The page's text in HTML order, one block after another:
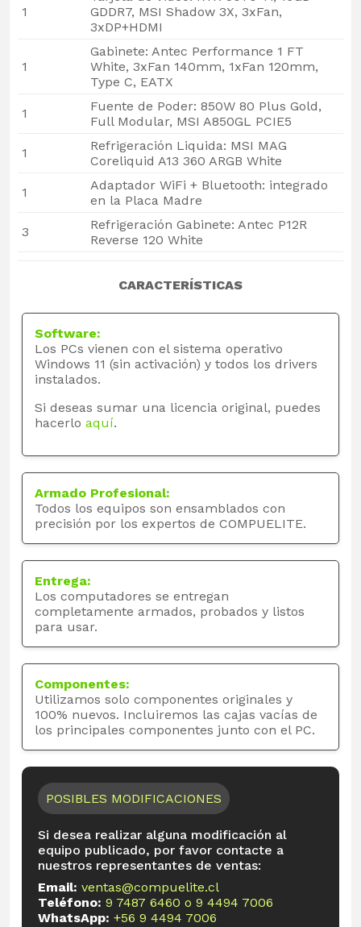
1
GDDR7, MSI Shadow 3X, 3xFan,
3xDP+HDMI
1
Gabinete: Antec Performance 1 FT
White, 3xFan 140mm, 1xFan 120mm,
Type C, EATX
1
Fuente de Poder: 850W 80 Plus Gold,
Full Modular, MSI A850GL PCIE5
1
Refrigeración Liquida: MSI MAG
Coreliquid A13 360 ARGB White
1
Adaptador WiFi + Bluetooth: integrado
en la Placa Madre
3
Refrigeración Gabinete: Antec P12R
Reverse 120 White
CARACTERÍSTICAS
Software:
Los PCs vienen con el sistema operativo
Windows 11 (sin activación) y todos los drivers
instalados.
Si deseas sumar una licencia original, puedes
hacerlo aquí.
Armado Profesional:
Todos los equipos son ensamblados con
precisión por los expertos de COMPUELITE.
Entrega:
Los computadores se entregan
completamente armados, probados y listos
para usar.
Componentes:
Utilizamos solo componentes originales y
100% nuevos. Incluiremos las cajas vacías de
los principales componentes junto con el PC.
POSIBLES MODIFICACIONES
Si desea realizar alguna modificación al
equipo publicado, por favor contacte a
nuestros representantes de ventas:
Email: ventas@compuelite.cl
Teléfono: 9 7487 6460 o 9 4494 7006
WhatsApp: +56 9 4494 7006